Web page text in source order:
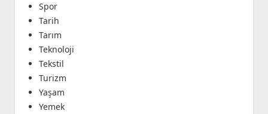
Spor
Tarih
Tarım
Teknoloji
Tekstil
Turizm
Yaşam
Yemek